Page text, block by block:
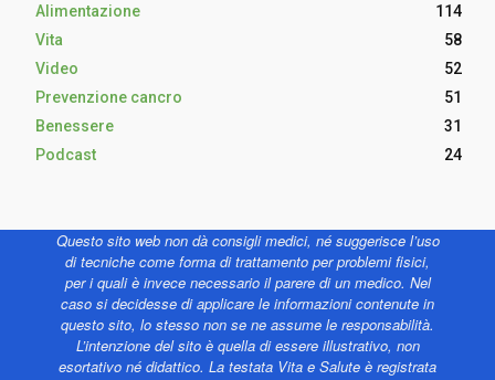
Alimentazione
114
Vita
58
Video
52
Prevenzione cancro
51
Benessere
31
Podcast
24
Questo sito web non dà consigli medici, né suggerisce l’uso
di tecniche come forma di trattamento per problemi fisici,
per i quali è invece necessario il parere di un medico. Nel
caso si decidesse di applicare le informazioni contenute in
questo sito, lo stesso non se ne assume le responsabilità.
L’intenzione del sito è quella di essere illustrativo, non
esortativo né didattico. La testata Vita e Salute è registrata